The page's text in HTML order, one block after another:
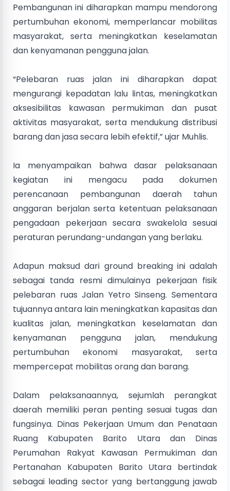
Pembangunan ini diharapkan mampu mendorong
pertumbuhan ekonomi, memperlancar mobilitas
masyarakat, serta meningkatkan keselamatan
dan kenyamanan pengguna jalan.
“Pelebaran ruas jalan ini diharapkan dapat
mengurangi kepadatan lalu lintas, meningkatkan
aksesibilitas kawasan permukiman dan pusat
aktivitas masyarakat, serta mendukung distribusi
barang dan jasa secara lebih efektif,” ujar Muhlis.
Ia menyampaikan bahwa dasar pelaksanaan
kegiatan ini mengacu pada dokumen
perencanaan pembangunan daerah tahun
anggaran berjalan serta ketentuan pelaksanaan
pengadaan pekerjaan secara swakelola sesuai
peraturan perundang-undangan yang berlaku.
Adapun maksud dari ground breaking ini adalah
sebagai tanda resmi dimulainya pekerjaan fisik
pelebaran ruas Jalan Yetro Sinseng. Sementara
tujuannya antara lain meningkatkan kapasitas dan
kualitas jalan, meningkatkan keselamatan dan
kenyamanan pengguna jalan, mendukung
pertumbuhan ekonomi masyarakat, serta
mempercepat mobilitas orang dan barang.
Dalam pelaksanaannya, sejumlah perangkat
daerah memiliki peran penting sesuai tugas dan
fungsinya. Dinas Pekerjaan Umum dan Penataan
Ruang Kabupaten Barito Utara dan Dinas
Perumahan Rakyat Kawasan Permukiman dan
Pertanahan Kabupaten Barito Utara bertindak
sebagai leading sector yang bertanggung jawab